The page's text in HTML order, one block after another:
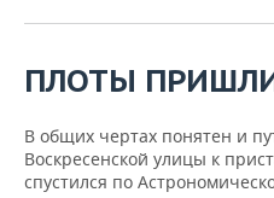
ВОЛЕЙБОЛ
ФИГУРНОЕ КАТАНИЕ
ИСТОРИЯ
МЕДИЦИНА
СПИСОК ПЕРСОН
ПОЛНАЯ ВЕРСИЯ
ПЛОТЫ
В общих чертах понятен и
Воскресенской улицы к
спустился по